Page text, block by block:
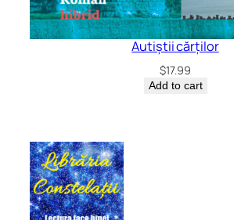
Autiștii cărților
$17.99
Add to cart